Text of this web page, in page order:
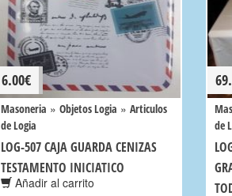
6.00€
Masoneria » Objetos Logia » Articulos
de Logia
LOG-507 CAJA GUARDA CENIZAS
TESTAMENTO INICIATICO
Añadir al carrito
de